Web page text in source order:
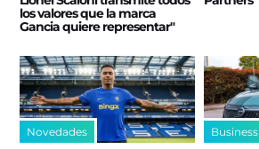
los valores que la marca
Gancia quiere representar"
Novedades Business